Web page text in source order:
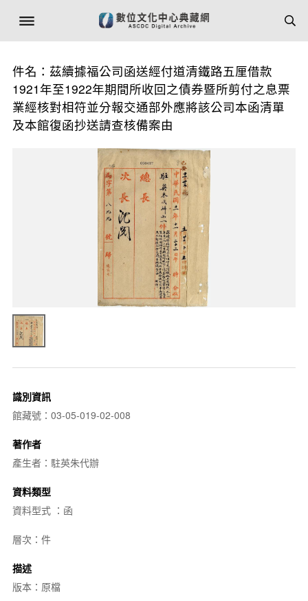
件名：茲續據福公司函送經付道清鐵路五厘借款
1921年至1922年期間所收回之債券暨所剪付之息票
業經核對相符並分報交通部外應將該公司本函清單
及本館復函抄送請查核備案由
識別資訊
館藏號：03-05-019-02-008
著作者
產生者：駐英朱代辦
資料類型
資料型式 ：函
層次：件
描述
版本：原檔